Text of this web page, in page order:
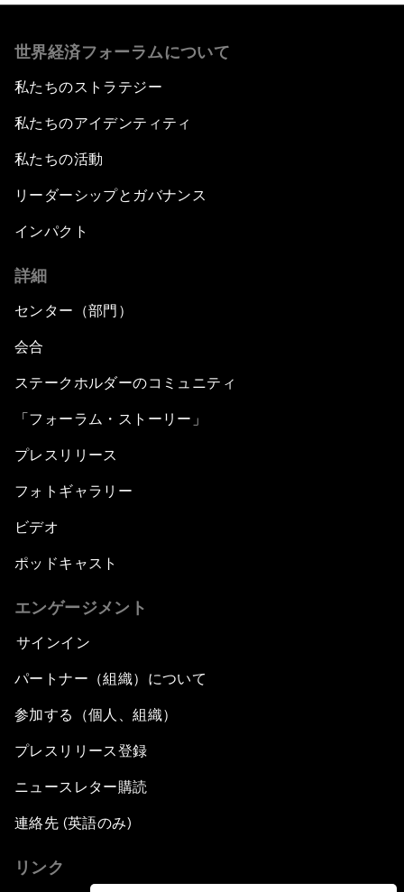
世界経済フォーラムについて
私たちのストラテジー
私たちのアイデンティティ
私たちの活動
リーダーシップとガバナンス
インパクト
詳細
センター（部門）
会合
ステークホルダーのコミュニティ
「フォーラム・ストーリー」
プレスリリース
フォトギャラリー
ビデオ
ポッドキャスト
エンゲージメント
サインイン
パートナー（組織）について
参加する（個人、組織）
プレスリリース登録
ニュースレター購読
連絡先 (英語のみ)
リンク